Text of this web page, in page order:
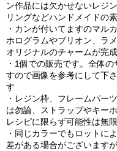
ン作品には欠かせないレジ
リングなどハンドメイドの
・カンが付いてますのマル
ホログラムやブリオン、ラ
オリジナルのチャームが完成
・1個での販売です。全体
すので画像を参考にして下
す
・レジン枠、フレームパー
は勿論、ストラップやキー
レシピに限らず可能性は無
・同じカラーでもロットに
差がある場合がございます